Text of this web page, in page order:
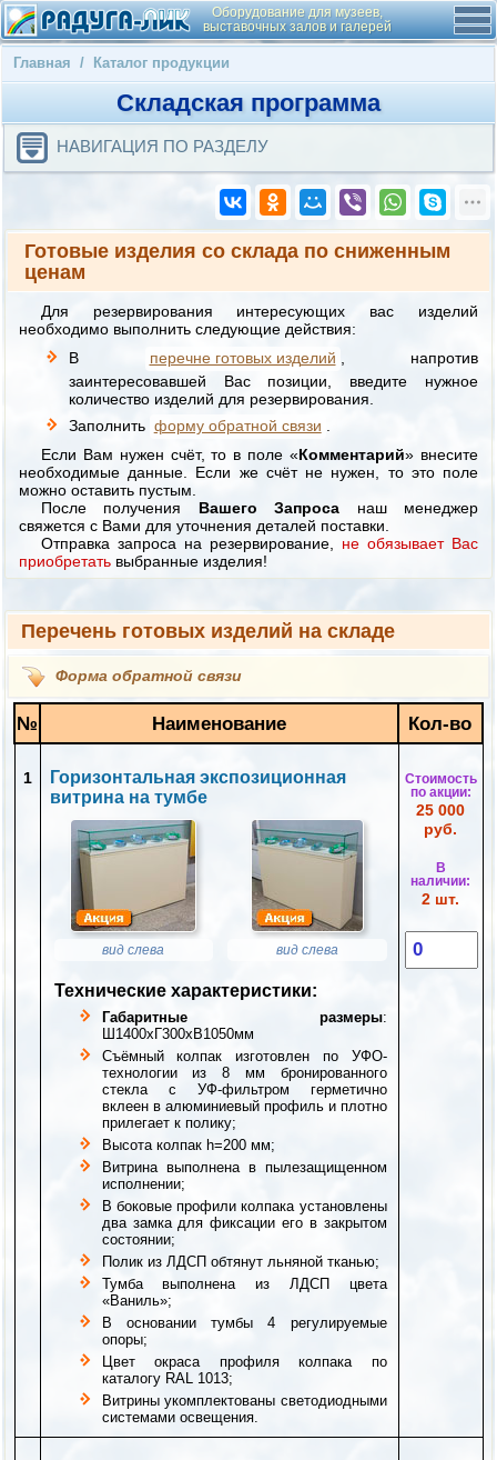
Оборудование для музеев,
выставочных залов и галерей
Главная / Каталог продукции
Складская программа
НАВИГАЦИЯ ПО РАЗДЕЛУ
Готовые изделия со склада по сниженным
ценам
Для резервирования интересующих вас изделий
необходимо выполнить следующие действия:
В
перечне готовых изделий
, напротив
заинтересовавшей Вас позиции, введите нужное
количество изделий для резервирования.
Заполнить форму обратной связи
Если Вам нужен счёт, то в поле «Комментарий» внесите
необходимые данные. Если же счёт не нужен, то это поле
можно оставить пустым.
После получения Вашего Запроса наш менеджер
свяжется с Вами для уточнения деталей поставки.
Отправка запроса на резервирование, не обязывает Вас
приобретатьвыбранные изделия!
Перечень готовых изделий на складе
Форма обратной связи
№ Наименование Кол-во
1
Горизонтальная экспозиционная
витрина на тумбе
вид слева вид слева
Технические характеристики:
Габаритные размеры:
Ш1400хГ300хВ1050мм
Съёмный колпак изготовлен по УФО-
технологии из 8 мм бронированного
стекла с УФ-фильтром герметично
вклеен в алюминиевый профиль и плотно
прилегает к полику;
Высота колпак h=200 мм;
Витрина выполнена в пылезащищенном
исполнении;
В боковые профили колпака установлены
два замка для фиксации его в закрытом
состоянии;
Полик из ЛДСП обтянут льняной тканью;
Тумба выполнена из ЛДСП цвета
«Ваниль»;
В основании тумбы 4 регулируемые
опоры;
Цвет окраса профиля колпака по
каталогу RAL 1013;
Витрины укомплектованы светодиодными
системами освещения.
Стоимость
по акции:
25 000
руб.
В
наличии:
2 шт.